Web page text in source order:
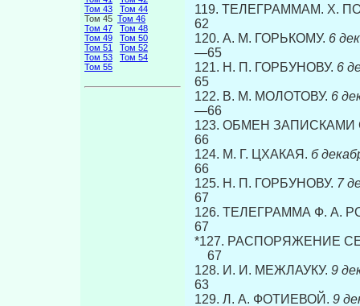
Том 43
Том 44
Том 45 Том 46
Том 47
Том 48
Том 49
Том 50
Том 51
Том 52
Том 53
Том 54
Том 55
119. ТЕЛЕГРАММАМ. X.
62
120. А. М. ГОРЬКОМУ. 6
—65
121. Н. П. ГОРБУНОВУ. 6
65
122. В. М. МОЛОТОВУ. 6
—66
123. ОБМЕН
66
124. М. Г. ЦХАКАЯ. б
66
125. Н. П. ГОРБУНОВУ. 7
67
126. ТЕЛЕГРАММА Ф. А.
67
*127. РАСПОРЯЖЕНИЕ
67
128. И. И. МЕЖЛАУКУ. 9
63
129. Л. А. ФОТИЕВОЙ. 9